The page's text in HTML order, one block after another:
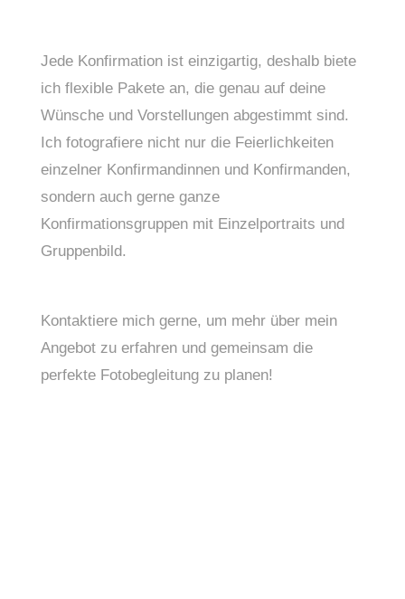
Jede Konfirmation ist einzigartig, deshalb biete
ich flexible Pakete an, die genau auf deine
Wünsche und Vorstellungen abgestimmt sind.
Ich fotografiere nicht nur die Feierlichkeiten
einzelner Konfirmandinnen und Konfirmanden,
sondern auch gerne ganze
Konfirmationsgruppen mit Einzelportraits und
Gruppenbild.
Kontaktiere mich gerne, um mehr über mein
Angebot zu erfahren und gemeinsam die
perfekte Fotobegleitung zu planen!